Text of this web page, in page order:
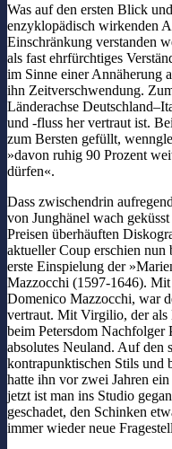
Was auf den ersten Blick
enzyklopädisch wirkenden
Einschränkung verstanden
als fast ehrfürchtiges
im Sinne einer Annäherung
ihn Zeitverschwendung.
Länderachse
und -fluss her vertraut ist.
zum Bersten gefüllt,
»davon ruhig 90 Prozent
dürfen«.
Dass zwischendrin
von Junghänel wach
Preisen überhäuften
aktueller Coup erschien
erste Einspielung der
Mazzocchi (1597-1646).
Domenico Mazzocchi, war
vertraut. Mit Virgilio, der als
beim Petersdom Nachfolger
absolutes Neuland. Auf den
kontrapunktischen Stils und
hatte ihn vor zwei Jahren
jetzt ist man ins Studio
geschadet, den Schinken
immer wieder neue